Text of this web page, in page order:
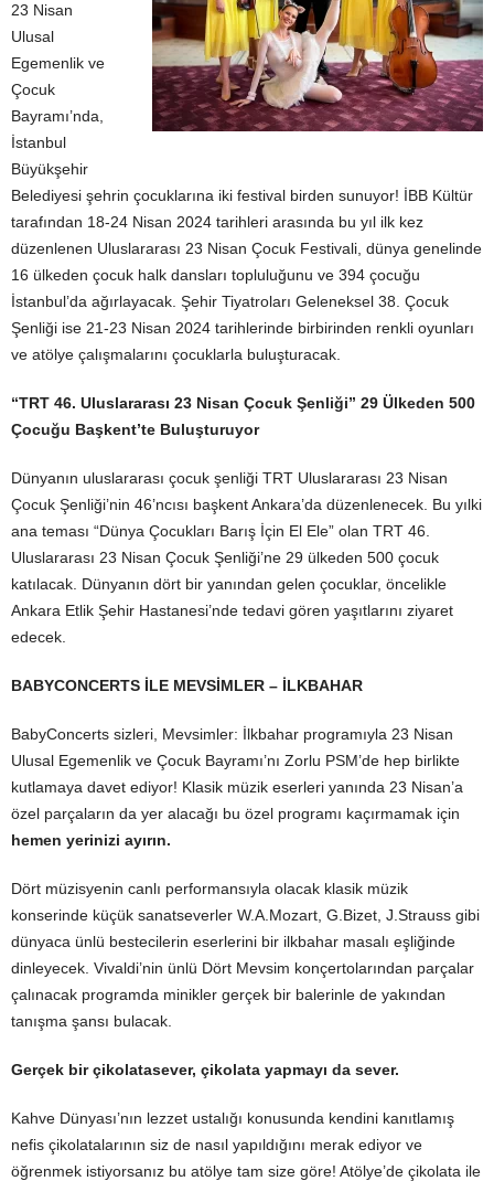
23 Nisan
Ulusal
Egemenlik ve
Çocuk
Bayramı’nda,
İstanbul
Büyükşehir
Belediyesi şehrin çocuklarına iki festival birden sunuyor! İBB Kültür
tarafından 18-24 Nisan 2024 tarihleri arasında bu yıl ilk kez
düzenlenen Uluslararası 23 Nisan Çocuk Festivali, dünya genelinde
16 ülkeden çocuk halk dansları topluluğunu ve 394 çocuğu
İstanbul’da ağırlayacak. Şehir Tiyatroları Geleneksel 38. Çocuk
Şenliği ise 21-23 Nisan 2024 tarihlerinde birbirinden renkli oyunları
ve atölye çalışmalarını çocuklarla buluşturacak.
“TRT 46. Uluslararası 23 Nisan Çocuk Şenliği” 29 Ülkeden 500
Çocuğu Başkent’te Buluşturuyor
Dünyanın uluslararası çocuk şenliği TRT Uluslararası 23 Nisan
Çocuk Şenliği’nin 46’ncısı başkent Ankara’da düzenlenecek. Bu yılki
ana teması “Dünya Çocukları Barış İçin El Ele” olan TRT 46.
Uluslararası 23 Nisan Çocuk Şenliği’ne 29 ülkeden 500 çocuk
katılacak. Dünyanın dört bir yanından gelen çocuklar, öncelikle
Ankara Etlik Şehir Hastanesi’nde tedavi gören yaşıtlarını ziyaret
edecek.
BABYCONCERTS İLE MEVSİMLER – İLKBAHAR
BabyConcerts sizleri, Mevsimler: İlkbahar programıyla 23 Nisan
Ulusal Egemenlik ve Çocuk Bayramı’nı Zorlu PSM’de hep birlikte
kutlamaya davet ediyor! Klasik müzik eserleri yanında 23 Nisan’a
özel parçaların da yer alacağı bu özel programı kaçırmamak için
hemen yerinizi ayırın.
Dört müzisyenin canlı performansıyla olacak klasik müzik
konserinde küçük sanatseverler W.A.Mozart, G.Bizet, J.Strauss gibi
dünyaca ünlü bestecilerin eserlerini bir ilkbahar masalı eşliğinde
dinleyecek. Vivaldi’nin ünlü Dört Mevsim konçertolarından parçalar
çalınacak programda minikler gerçek bir balerinle de yakından
tanışma şansı bulacak.
Gerçek bir çikolatasever, çikolata yapmayı da sever.
Kahve Dünyası’nın lezzet ustalığı konusunda kendini kanıtlamış
nefis çikolatalarının siz de nasıl yapıldığını merak ediyor ve
öğrenmek istiyorsanız bu atölye tam size göre! Atölye’de çikolata ile